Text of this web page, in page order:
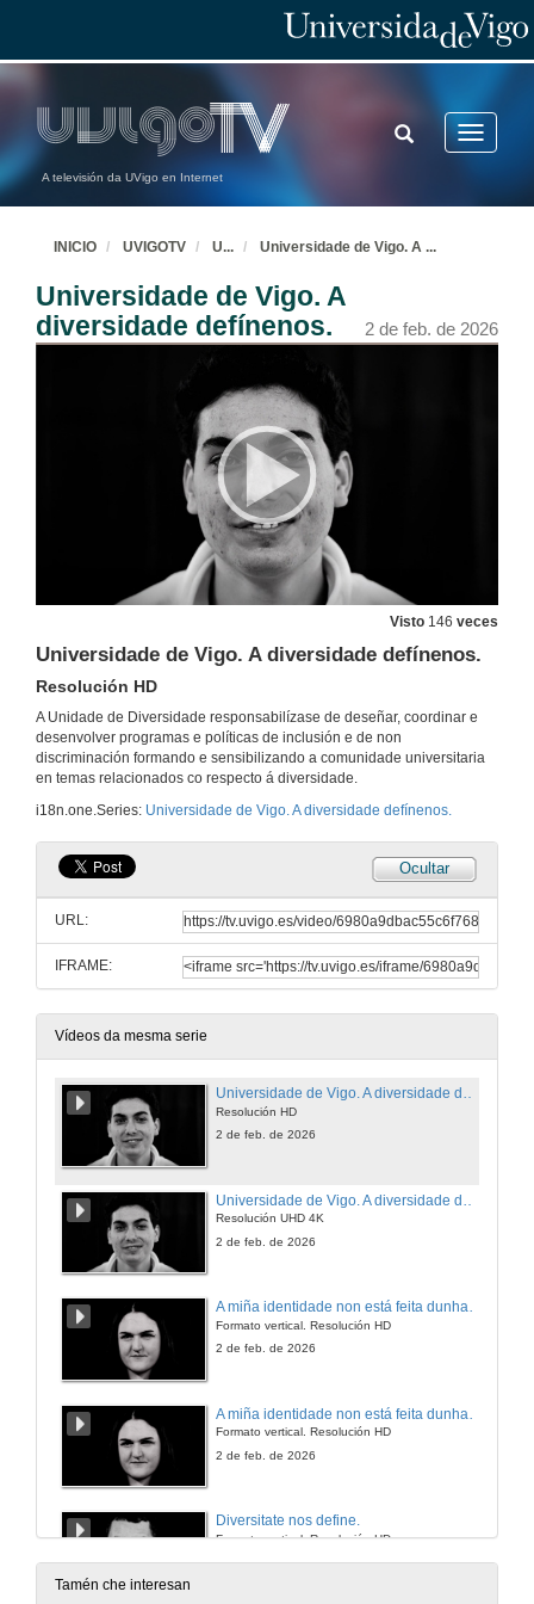
A televisión da UVigo en Internet
Toggle
TOGGLE
SEARCH
INICIO UVIGOTV U... Universidade de Vigo. A ...
Universidade de Vigo. A
diversidade defínenos.
2 de feb. de 2026
Visto 146 veces
Universidade de Vigo. A diversidade defínenos.
Resolución HD
A Unidade de Diversidade responsabilízase de deseñar, coordinar e
desenvolver programas e políticas de inclusión e de non
discriminación formando e sensibilizando a comunidade universitaria
en temas relacionados co respecto á diversidade.
i18n.one.Series: Universidade de Vigo. A diversidade defínenos.
Ocultar
URL:
IFRAME:
Vídeos da mesma serie
Universidade de Vigo. A diversidade defínenos.
Resolución HD
2 de feb. de 2026
Resolución UHD 4K
2 de feb. de 2026
A miña identidade non está feita dunha soa peza, senón de todas as pezas que atopei e que aceptei.
Formato vertical. Resolución HD
2 de feb. de 2026
Formato vertical. Resolución HD
2 de feb. de 2026
Diversitate nos define.
Formato vertical. Resolución HD
3 de feb. de 2026
Tamén che interesan